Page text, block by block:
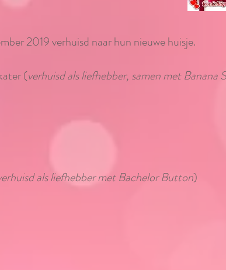
2019 verhuisd naar hun nieuwe huisje.
(verhuisd als liefhebber, samen met Banana
als liefhebber met Bachelor Button)